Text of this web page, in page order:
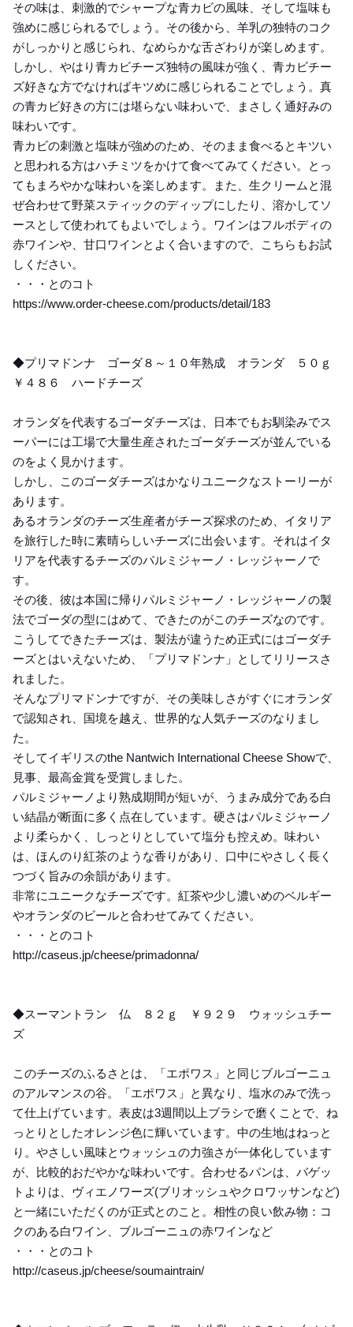
その味は、刺激的でシャープな青カビの風味、そして塩味も
強めに感じられるでしょう。その後から、羊乳の独特のコク
がしっかりと感じられ、なめらかな舌ざわりが楽しめます。
しかし、やはり青カビチーズ独特の風味が強く、青カビチー
ズ好きな方でなければキツめに感じられることでしょう。真
の青カビ好きの方には堪らない味わいで、まさしく通好みの
味わいです。
青カビの刺激と塩味が強めのため、そのまま食べるとキツい
と思われる方はハチミツをかけて食べてみてください。とっ
てもまろやかな味わいを楽しめます。また、生クリームと混
ぜ合わせて野菜スティックのディップにしたり、溶かしてソ
ースとして使われてもよいでしょう。ワインはフルボディの
赤ワインや、甘口ワインとよく合いますので、こちらもお試
しください。
・・・とのコト
https://www.order-cheese.com/products/detail/183
◆プリマドンナ ゴーダ８～１０年熟成 オランダ ５０ｇ
￥４８６ ハードチーズ
オランダを代表するゴーダチーズは、日本でもお馴染みでス
ーパーには工場で大量生産されたゴーダチーズが並んでいる
のをよく見かけます。
しかし、このゴーダチーズはかなりユニークなストーリーが
あります。
あるオランダのチーズ生産者がチーズ探求のため、イタリア
を旅行した時に素晴らしいチーズに出会います。それはイタ
リアを代表するチーズのパルミジャーノ・レッジャーノで
す。
その後、彼は本国に帰りパルミジャーノ・レッジャーノの製
法でゴーダの型にはめて、できたのがこのチーズなのです。
こうしてできたチーズは、製法が違うため正式にはゴーダチ
ーズとはいえないため、「プリマドンナ」としてリリースさ
れました。
そんなプリマドンナですが、その美味しさがすぐにオランダ
で認知され、国境を越え、世界的な人気チーズのなりまし
た。
そしてイギリスのthe Nantwich International Cheese Showで、
見事、最高金賞を受賞しました。
パルミジャーノより熟成期間が短いが、うまみ成分である白
い結晶が断面に多く点在しています。硬さはパルミジャーノ
より柔らかく、しっとりとしていて塩分も控えめ。味わい
は、ほんのり紅茶のような香りがあり、口中にやさしく長く
つづく旨みの余韻があります。
非常にユニークなチーズです。紅茶や少し濃いめのベルギー
やオランダのビールと合わせてみてください。
・・・とのコト
http://caseus.jp/cheese/primadonna/
◆スーマントラン 仏 ８２ｇ ￥９２９ ウォッシュチー
ズ
このチーズのふるさとは、「エポワス」と同じブルゴーニュ
のアルマンスの谷。「エポワス」と異なり、塩水のみで洗っ
て仕上げています。表皮は3週間以上ブラシで磨くことで、ね
っとりとしたオレンジ色に輝いています。中の生地はねっと
り。やさしい風味とウォッシュの力強さが一体化しています
が、比較的おだやかな味わいです。合わせるパンは、バゲッ
トよりは、ヴィエノワーズ(ブリオッシュやクロワッサンなど)
と一緒にいただくのが正式とのこと。相性の良い飲み物：コ
クのある白ワイン、ブルゴーニュの赤ワインなど
・・・とのコト
http://caseus.jp/cheese/soumaintrain/